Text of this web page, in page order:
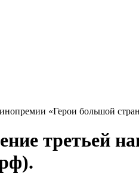
«Герои большой
третьей